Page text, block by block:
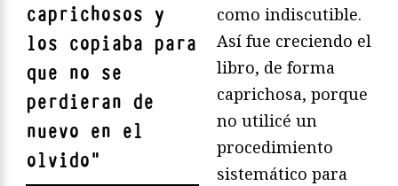
caprichosos y
los copiaba para
que no se
perdieran de
nuevo en el
olvido"
como indiscutible.
Así fue creciendo el
libro, de forma
caprichosa, porque
no utilicé un
procedimiento
sistemático para